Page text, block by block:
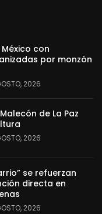
con
por monzón
2026
de La Paz
2026
se refuerzan
directa en
2026